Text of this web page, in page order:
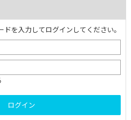
を入力してログインしてください。